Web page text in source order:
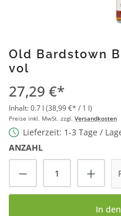
Old Bardstown
vol
27,29 €*
Inhalt:0.7 l (38,99 €* / 1 l)
Preise inkl. MwSt. zzgl. Versandkosten
Lieferzeit: 1-3 Tage /
ANZAHL
Produkt Anzahl:
In